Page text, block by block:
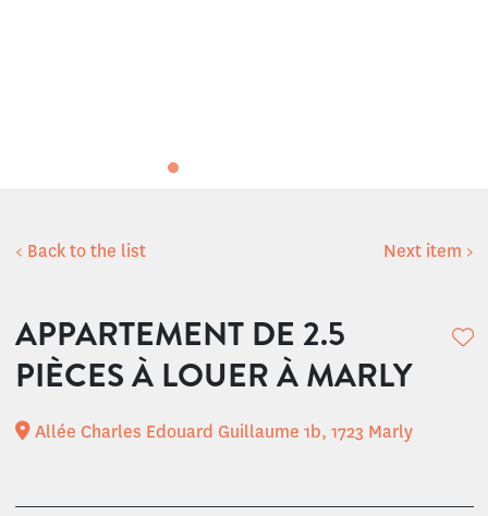
< Back to the list Next item >
APPARTEMENT DE 2.5
PIÈCES À LOUER À MARLY
Allée Charles Edouard Guillaume 1b, 1723 Marly